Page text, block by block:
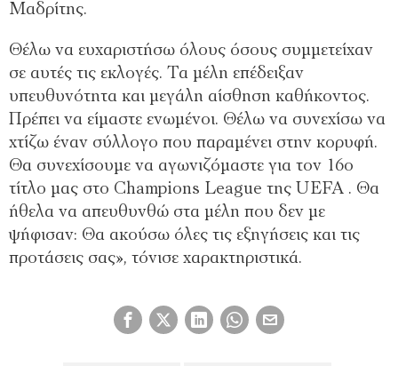
Μαδρίτης.
Θέλω να ευχαριστήσω όλους όσους συμμετείχαν
σε αυτές τις εκλογές. Τα μέλη επέδειξαν
υπευθυνότητα και μεγάλη αίσθηση καθήκοντος.
Πρέπει να είμαστε ενωμένοι. Θέλω να συνεχίσω να
χτίζω έναν σύλλογο που παραμένει στην κορυφή.
Θα συνεχίσουμε να αγωνιζόμαστε για τον 16ο
τίτλο μας στο Champions League της UEFA . Θα
ήθελα να απευθυνθώ στα μέλη που δεν με
ψήφισαν: Θα ακούσω όλες τις εξηγήσεις και τις
προτάσεις σας», τόνισε χαρακτηριστικά.